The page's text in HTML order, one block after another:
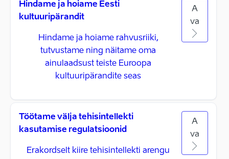
Hindame ja hoiame Eesti
kultuuripärandit
Hindame ja hoiame rahvusriiki,
tutvustame ning näitame oma
ainulaadsust teiste Euroopa
kultuuripärandite seas
A
va
Töötame välja tehisintellekti
kasutamise regulatsioonid
Erakordselt kiire tehisintellekti arengu
A
va